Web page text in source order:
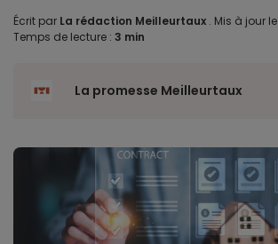
Écrit par La rédaction Meilleurtaux . Mis à jour le
Temps de lecture : 3 min
La promesse Meilleurtaux